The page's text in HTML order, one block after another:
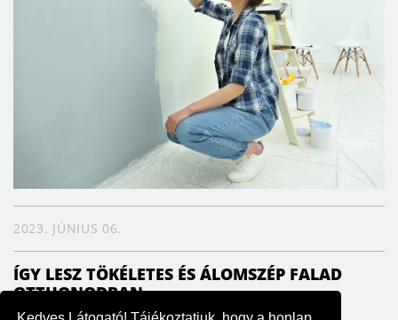
2023. JÚNIUS 06.
ÍGY LESZ TÖKÉLETES ÉS ÁLOMSZÉP FALAD
OTTHONODBAN